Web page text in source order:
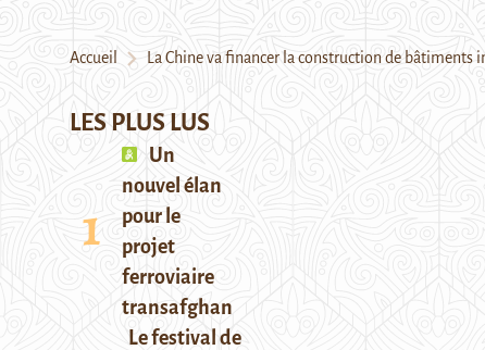
Accueil La Chine va financer la construction de bâtiments
LES PLUS LUS
Un
nouvel élan
pour le
projet
ferroviaire
transafghan
Le festival de